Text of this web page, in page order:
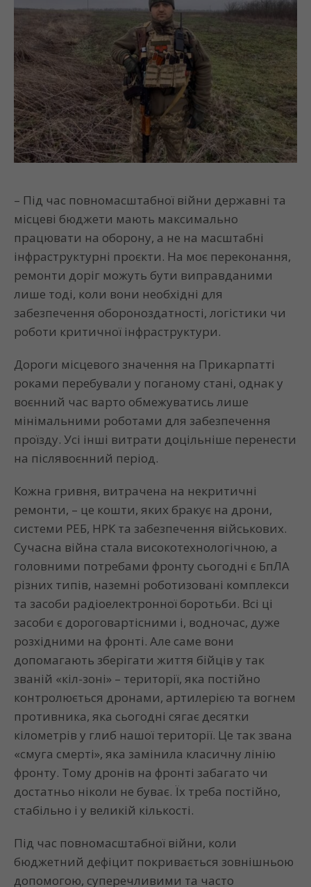
– Під час повномасштабної війни державні та
місцеві бюджети мають максимально
працювати на оборону, а не на масштабні
інфраструктурні проєкти. На моє переконання,
ремонти доріг можуть бути виправданими
лише тоді, коли вони необхідні для
забезпечення обороноздатності, логістики чи
роботи критичної інфраструктури.
Дороги місцевого значення на Прикарпатті
роками перебували у поганому стані, однак у
воєнний час варто обмежуватись лише
мінімальними роботами для забезпечення
проїзду. Усі інші витрати доцільніше перенести
на післявоєнний період.
Кожна гривня, витрачена на некритичні
ремонти, – це кошти, яких бракує на дрони,
системи РЕБ, НРК та забезпечення військових.
Сучасна війна стала високотехнологічною, а
головними потребами фронту сьогодні є БпЛА
різних типів, наземні роботизовані комплекси
та засоби радіоелектронної боротьби. Всі ці
засоби є дороговартісними і, водночас, дуже
розхідними на фронті. Але саме вони
допомагають зберігати життя бійців у так
званій «кіл-зоні» – території, яка постійно
контролюється дронами, артилерією та вогнем
противника, яка сьогодні сягає десятки
кілометрів у глиб нашої території. Це так звана
«смуга смерті», яка замінила класичну лінію
фронту. Тому дронів на фронті забагато чи
достатньо ніколи не буває. Їх треба постійно,
стабільно і у великій кількості.
Під час повномасштабної війни, коли
бюджетний дефіцит покривається зовнішньою
допомогою, суперечливими та часто